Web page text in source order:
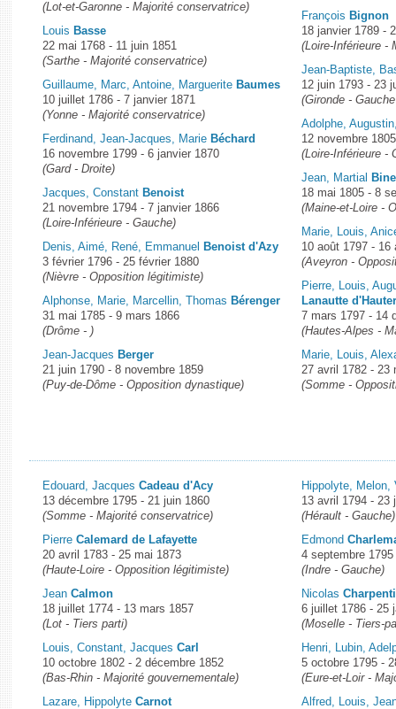
(Lot-et-Garonne - Majorité conservatrice)
Louis Basse
22 mai 1768 - 11 juin 1851
(Sarthe - Majorité conservatrice)
Guillaume, Marc, Antoine, Marguerite Baumes
10 juillet 1786 - 7 janvier 1871
(Yonne - Majorité conservatrice)
Ferdinand, Jean-Jacques, Marie Béchard
16 novembre 1799 - 6 janvier 1870
(Gard - Droite)
Jacques, Constant Benoist
21 novembre 1794 - 7 janvier 1866
(Loire-Inférieure - Gauche)
Denis, Aimé, René, Emmanuel
Benoist d'Azy
3 février 1796 - 25 février 1880
(Nièvre - Opposition légitimiste)
Alphonse, Marie, Marcellin, Thomas Bérenger
31 mai 1785 - 9 mars 1866
(Drôme - )
Jean-Jacques Berger
21 juin 1790 - 8 novembre 1859
(Puy-de-Dôme - Opposition dynastique)
François Bignon
18 janvier 1789 -
(Loire-Inférieure -
Jean-Baptiste,
12 juin 1793 - 23
(Gironde -
Adolphe,
12 novembre
(Loire-Inférieure -
Jean, Martial
18 mai 1805 - 8
(Maine-et-Loire -
Marie, Louis,
10 août 1797 - 16
(Aveyron -
Pierre, Louis,
Lanautte
7 mars 1797 - 14
(Hautes-Alpes -
Marie, Louis,
27 avril 1782 - 23
(Somme -
Edouard, Jacques Cadeau d'Acy
13 décembre 1795 - 21 juin 1860
(Somme - Majorité conservatrice)
Pierre Calemard de Lafayette
20 avril 1783 - 25 mai 1873
(Haute-Loire - Opposition légitimiste)
Jean Calmon
18 juillet 1774 - 13 mars 1857
(Lot - Tiers parti)
Louis, Constant, Jacques Carl
10 octobre 1802 - 2 décembre 1852
(Bas-Rhin - Majorité gouvernementale)
Lazare, Hippolyte Carnot
Hippolyte,
13 avril 1794 - 23
(Hérault - Gauche)
Edmond
4 septembre
(Indre - Gauche)
Nicolas
6 juillet 1786 - 25
(Moselle - Tiers-
Henri, Lubin,
5 octobre 1795 -
(Eure-et-Loir -
Alfred, Louis,